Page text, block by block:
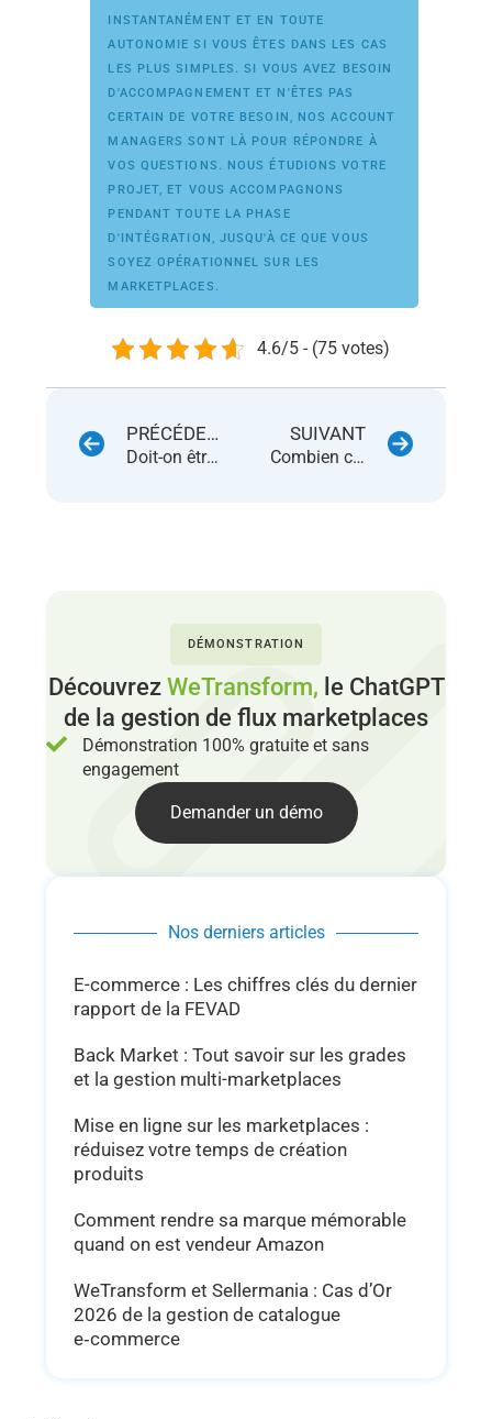
INSTANTANÉMENT ET EN TOUTE
AUTONOMIE SI VOUS ÊTES DANS LES CAS
LES PLUS SIMPLES. SI VOUS AVEZ BESOIN
D'ACCOMPAGNEMENT ET N'ÊTES PAS
CERTAIN DE VOTRE BESOIN, NOS ACCOUNT
MANAGERS SONT LÀ POUR RÉPONDRE À
VOS QUESTIONS. NOUS ÉTUDIONS VOTRE
PROJET, ET VOUS ACCOMPAGNONS
PENDANT TOUTE LA PHASE
D'INTÉGRATION, JUSQU'À CE QUE VOUS
SOYEZ OPÉRATIONNEL SUR LES
MARKETPLACES.
4.6/5 - (75 votes)
PRÉCÉDENT
Doit-on être en société pour vendre sur les marketplaces ?
SUIVANT
Combien coûtent les ventes sur les marketplaces ?
DÉMONSTRATION
Découvrez WeTransform, le ChatGPT
de la gestion de flux marketplaces
Démonstration 100% gratuite et sans
engagement
Demander un démo
Nos derniers articles
E-commerce : Les chiffres clés du dernier
rapport de la FEVAD
Back Market : Tout savoir sur les grades
et la gestion multi-marketplaces
Mise en ligne sur les marketplaces :
réduisez votre temps de création
produits
Comment rendre sa marque mémorable
quand on est vendeur Amazon
WeTransform et Sellermania : Cas d’Or
2026 de la gestion de catalogue
e‑commerce